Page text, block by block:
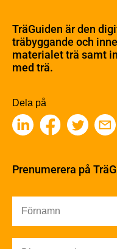
Skogsbruk
Barrträdets
Träets egenskaper
Träbaserade
Kemisk behandling
Fakta om Limträ
Värmeisolering
Ljud
Brandsäkerhet
Brandsäkerhet
TräGuiden är den
träbyggande och
materialet trä samt
med trä.
Dela på
Prenumerera på